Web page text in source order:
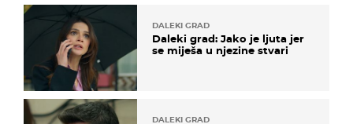
DALEKI GRAD
Daleki grad: Jako je ljuta jer
se miješa u njezine stvari
DALEKI GRAD